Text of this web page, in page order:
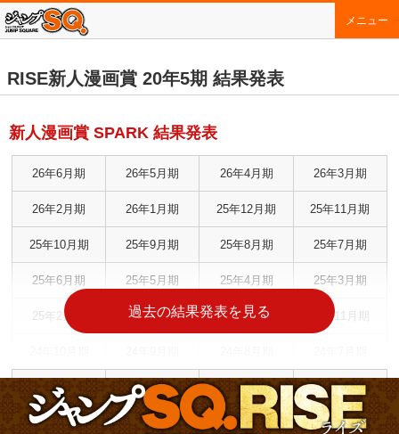
メニュー
RISE新人漫画賞 20年5期 結果発表
新人漫画賞 SPARK 結果発表
26年6月期 26年5月期 26年4月期 26年3月期
26年2月期 26年1月期 25年12月期 25年11月期
25年10月期 25年9月期 25年8月期 25年7月期
25年6月期 25年5月期 25年4月期 25年3月期
25年2月期 25年1月期 24年12月期 24年11月期
24年6月期 24年5月期 24年4月期 24年3月期
24年2月期 24年1月期 23年12月期 23年11月期
過去の結果発表を見る